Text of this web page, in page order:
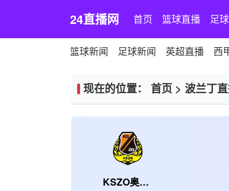
24直播网 首页 篮球直播 足
篮球新闻 足球新闻 英超直播 西
现在的位置： 首页 > 波兰丁
KSZO奥斯罗维克